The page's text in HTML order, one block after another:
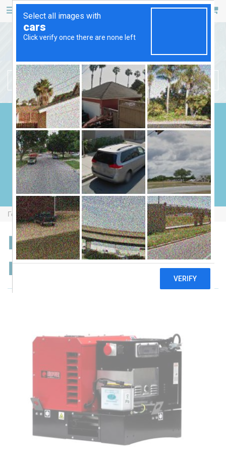
+38 (044)
БЕНЗИНОВІ ГЕНЕРАТОРИ
ДИЗЕЛЬНІ ГЕНЕРАТОРИ
ГАЗОВІ ГЕНЕРАТОРИ
ЗВАРЮВАЛЬНІ ГЕНЕРАТОРИ
ГЕНЕРАТОРИ ВІД ВВП
Головна Бензинові Генератори Europower EPG12000TE
Europower
EPG12000TE